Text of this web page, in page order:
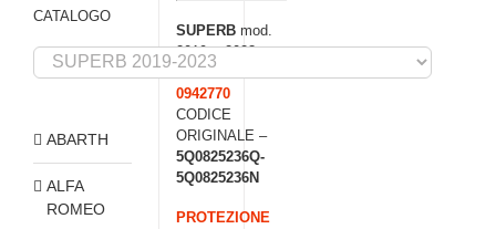
SUPERB mod.
2019 > 2023
CODICE ISAM –
0942770
CODICE
ORIGINALE –
5Q0825236Q-
5Q0825236N
PROTEZIONE
CATALOGO
ABARTH
ALFA
ROMEO